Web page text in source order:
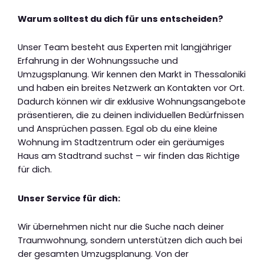
Warum solltest du dich für uns entscheiden?
Unser Team besteht aus Experten mit langjähriger
Erfahrung in der Wohnungssuche und
Umzugsplanung. Wir kennen den Markt in Thessaloniki
und haben ein breites Netzwerk an Kontakten vor Ort.
Dadurch können wir dir exklusive Wohnungsangebote
präsentieren, die zu deinen individuellen Bedürfnissen
und Ansprüchen passen. Egal ob du eine kleine
Wohnung im Stadtzentrum oder ein geräumiges
Haus am Stadtrand suchst – wir finden das Richtige
für dich.
Unser Service für dich:
Wir übernehmen nicht nur die Suche nach deiner
Traumwohnung, sondern unterstützen dich auch bei
der gesamten Umzugsplanung. Von der